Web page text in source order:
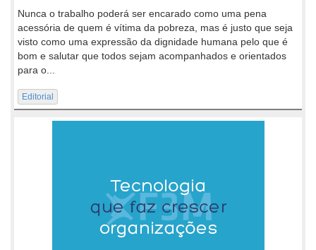
Nunca o trabalho poderá ser encarado como uma pena
acessória de quem é vítima da pobreza, mas é justo que seja
visto como uma expressão da dignidade humana pelo que é
bom e salutar que todos sejam acompanhados e orientados
para o...
Editorial